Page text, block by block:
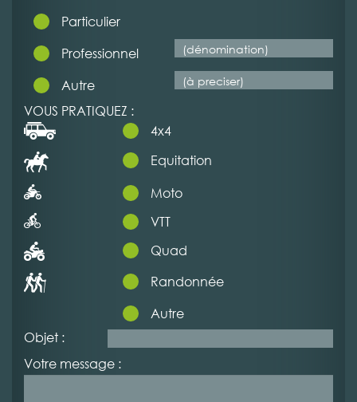
Particulier
Professionnel
Autre
VOUS PRATIQUEZ :
4x4
Equitation
Moto
VTT
Quad
Randonnée
Autre
Objet :
Votre message :